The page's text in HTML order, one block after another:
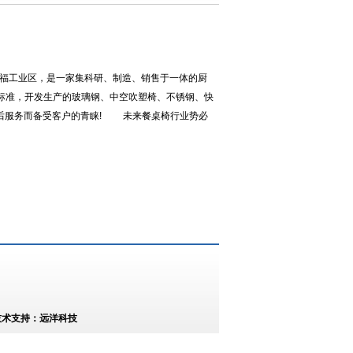
工业区，是一家集科研、制造、销售于一体的厨
，开发生产的玻璃钢、中空吹塑椅、不锈钢、快
后服务而备受客户的青睐! 未来餐桌椅行业势必
支持： 远洋科技